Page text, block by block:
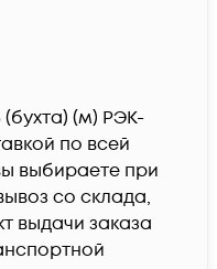
(бухта) (м) РЭК-
по всей
выбираете при
со склада,
выдачи заказа